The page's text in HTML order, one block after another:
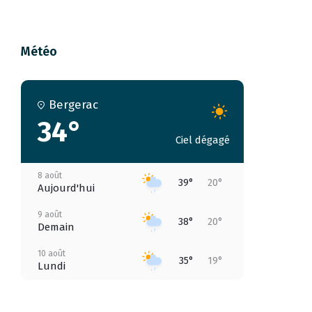
Météo
Bergerac
34° Ciel dégagé
8 août
Aujourd'hui 39° 20°
9 août
Demain 38° 20°
10 août
Lundi 35° 19°